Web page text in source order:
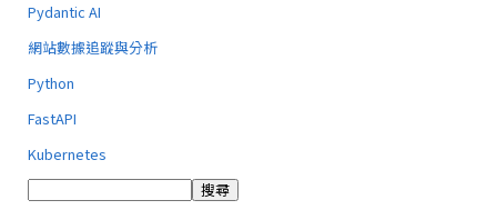
Pydantic AI
網站數據追蹤與分析
Python
FastAPI
Kubernetes